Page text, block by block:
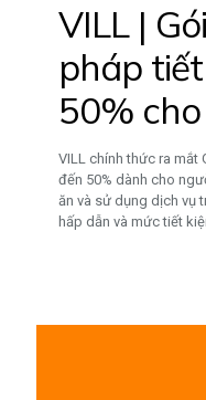
VILL |
pháp
50%
VILL chính thức ra mắt
đến 50% dành cho
ăn và sử dụng dịch vụ
hấp dẫn và mức tiết